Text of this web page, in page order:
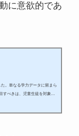
に意欲的であ
。単なる学力データに留まら
すべきは、児童生徒を対象と